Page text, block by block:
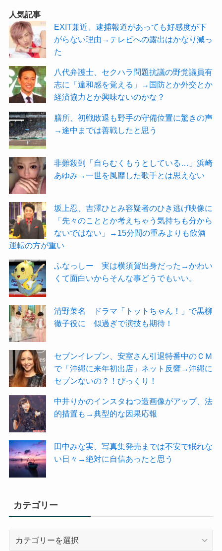
人気記事
EXIT兼近、逮捕報道があっても好感度が下
がらない理由→テレビへの露出はかなり減っ
た
八代弁護士、セクハラ問題抗議の野党議員有
志に「違和感を覚える」→国防とか外交とか
経済協力とか興味ないのかな？
膳所、初戦敗退も野手の守備位置に驚きの声
→途中までは善戦したと思う
非難殺到「自らむくもうとしている…」浜崎
あゆみ→一世を風靡した歌手とは思えない
坂上忍、吉澤ひとみ容疑者のひき逃げ映像に
「先々のこととか考えちゃう気持ちも分から
ないではない」→15分間の重みよりも飲酒
運転の方が重い
ふなっしー 実は横須賀出身だった→かわい
くて面白いからそんな事どうでもいい。
清野菜名 ドラマ「トットちゃん！」で黒柳
徹子役に 似過ぎで演技も期待！
セブンイレブン、安室さん引退特番中のＣＭ
で「沖縄に来年初出店」ネット反響→沖縄に
セブンないの？！びっくり！
中井りかのインスタねつ造画像がアップ、法
的措置も→典型的な因果応報
田中みな実、写真集発売までは不安で眠れな
い日々→絶対に自信あったと思う
カテゴリー